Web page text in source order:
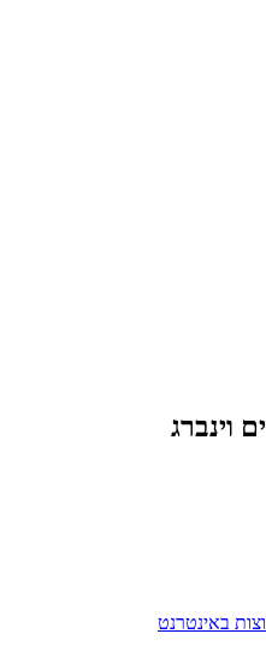
וינברג
באינטרנט